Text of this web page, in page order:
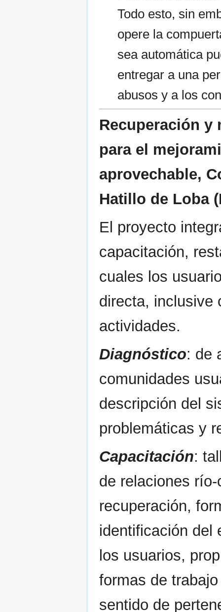
Todo esto, sin
opere la
sea automática
entregar a una
abusos y a los
Recuperación y
para el
aprovechable,
Hatillo de Loba
El proyecto
capacitación,
cuales los
directa, inclusive
actividades.
Diagnóstico: de
comunidades
descripción del
problemáticas y
Capacitación:
de relaciones
recuperación,
identificación del
los usuarios,
formas de
sentido de